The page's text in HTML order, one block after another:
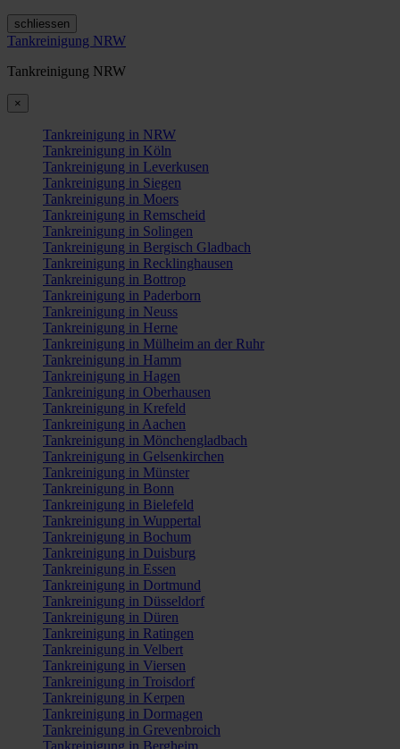
schliessen
Tankreinigung NRW
Tankreinigung NRW
×
Tankreinigung in NRW
Tankreinigung in Köln
Tankreinigung in Leverkusen
Tankreinigung in Siegen
Tankreinigung in Moers
Tankreinigung in Remscheid
Tankreinigung in Solingen
Tankreinigung in Bergisch Gladbach
Tankreinigung in Recklinghausen
Tankreinigung in Bottrop
Tankreinigung in Paderborn
Tankreinigung in Neuss
Tankreinigung in Herne
Tankreinigung in Mülheim an der Ruhr
Tankreinigung in Hamm
Tankreinigung in Hagen
Tankreinigung in Oberhausen
Tankreinigung in Krefeld
Tankreinigung in Aachen
Tankreinigung in Mönchengladbach
Tankreinigung in Gelsenkirchen
Tankreinigung in Münster
Tankreinigung in Bonn
Tankreinigung in Bielefeld
Tankreinigung in Wuppertal
Tankreinigung in Bochum
Tankreinigung in Duisburg
Tankreinigung in Essen
Tankreinigung in Dortmund
Tankreinigung in Düsseldorf
Tankreinigung in Düren
Tankreinigung in Ratingen
Tankreinigung in Velbert
Tankreinigung in Viersen
Tankreinigung in Troisdorf
Tankreinigung in Kerpen
Tankreinigung in Dormagen
Tankreinigung in Grevenbroich
Tankreinigung in Bergheim